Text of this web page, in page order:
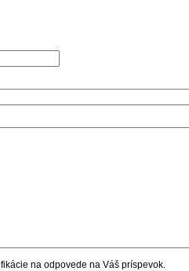
na odpovede na Váš príspevok.